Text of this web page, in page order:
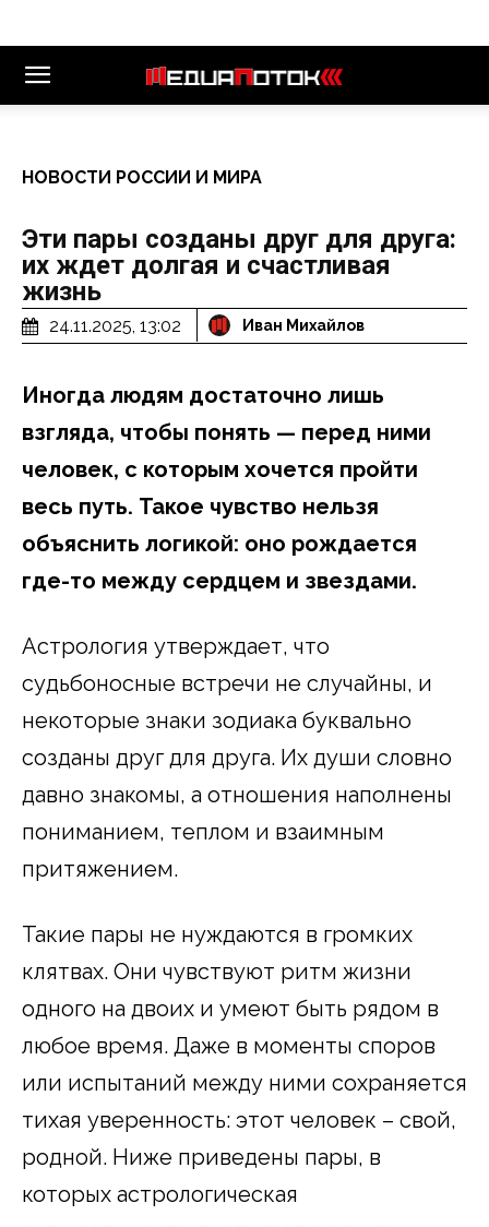
НОВОСТИ РОССИИ И МИРА
Эти пары созданы друг для друга:
их ждет долгая и счастливая
жизнь
24.11.2025, 13:02 Иван Михайлов
Иногда людям достаточно лишь
взгляда, чтобы понять — перед ними
человек, с которым хочется пройти
весь путь. Такое чувство нельзя
объяснить логикой: оно рождается
где-то между сердцем и звездами.
Астрология утверждает, что
судьбоносные встречи не случайны, и
некоторые знаки зодиака буквально
созданы друг для друга. Их души словно
давно знакомы, а отношения наполнены
пониманием, теплом и взаимным
притяжением.
Такие пары не нуждаются в громких
клятвах. Они чувствуют ритм жизни
одного на двоих и умеют быть рядом в
любое время. Даже в моменты споров
или испытаний между ними сохраняется
тихая уверенность: этот человек – свой,
родной. Ниже приведены пары, в
которых астрологическая